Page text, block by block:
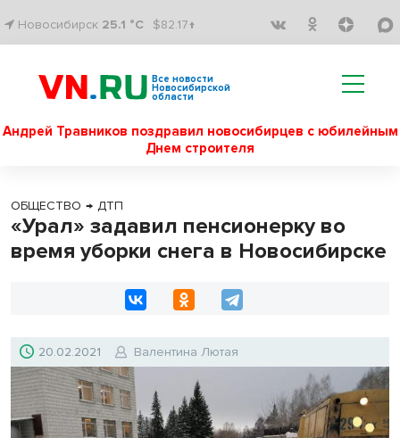
Новосибирск 25.1 °C $82.17↑
Все новости
Новосибирской
области
Андрей Травников поздравил новосибирцев с юбилейным
Днем строителя
ОБЩЕСТВО → ДТП
«Урал» задавил пенсионерку во
время уборки снега в Новосибирске
20.02.2021 Валентина Лютая